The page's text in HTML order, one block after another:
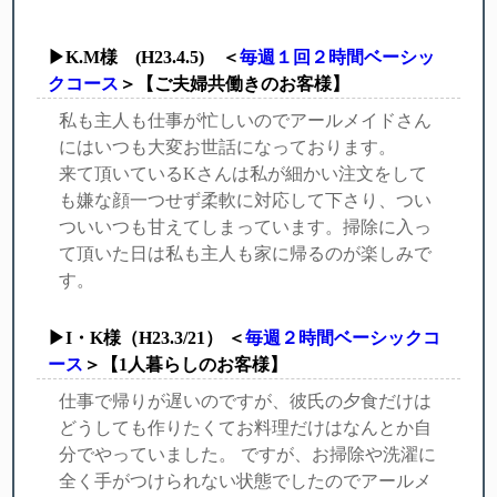
▶K.M様 (H23.4.5) ＜毎週１回２時間ベーシッ
クコース ＞【ご夫婦共働きのお客様】
私も主人も仕事が忙しいのでアールメイドさん
にはいつも大変お世話になっております。
来て頂いているKさんは私が細かい注文をして
も嫌な顔一つせず柔軟に対応して下さり、つい
ついいつも甘えてしまっています。掃除に入っ
て頂いた日は私も主人も家に帰るのが楽しみで
す。
▶I・K様（H23.3/21） ＜毎週２時間ベーシックコ
ース ＞【1人暮らしのお客様】
仕事で帰りが遅いのですが、彼氏の夕食だけは
どうしても作りたくてお料理だけはなんとか自
分でやっていました。 ですが、お掃除や洗濯に
全く手がつけられない状態でしたのでアールメ